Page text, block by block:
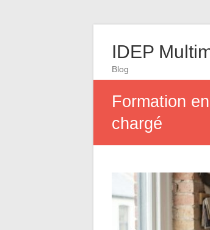
IDEP
Blog
Formation
chargé